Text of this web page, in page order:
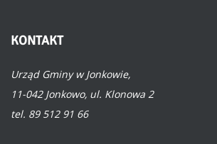
KONTAKT
Urząd Gminy w Jonkowie,
11-042 Jonkowo, ul. Klonowa 2
tel. 89 512 91 66